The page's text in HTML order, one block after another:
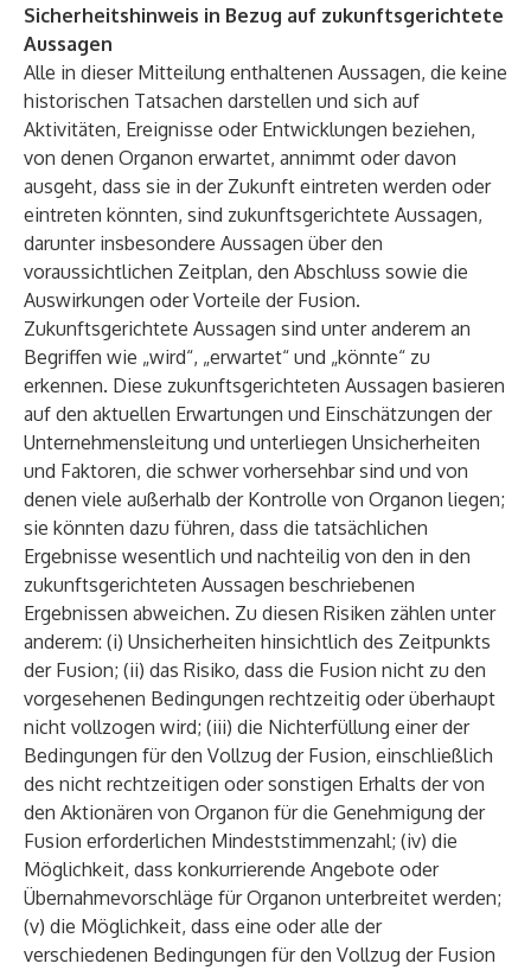
Sicherheitshinweis in Bezug auf zukunftsgerichtete
Aussagen
Alle in dieser Mitteilung enthaltenen Aussagen, die keine
historischen Tatsachen darstellen und sich auf
Aktivitäten, Ereignisse oder Entwicklungen beziehen,
von denen Organon erwartet, annimmt oder davon
ausgeht, dass sie in der Zukunft eintreten werden oder
eintreten könnten, sind zukunftsgerichtete Aussagen,
darunter insbesondere Aussagen über den
voraussichtlichen Zeitplan, den Abschluss sowie die
Auswirkungen oder Vorteile der Fusion.
Zukunftsgerichtete Aussagen sind unter anderem an
Begriffen wie „wird“, „erwartet“ und „könnte“ zu
erkennen. Diese zukunftsgerichteten Aussagen basieren
auf den aktuellen Erwartungen und Einschätzungen der
Unternehmensleitung und unterliegen Unsicherheiten
und Faktoren, die schwer vorhersehbar sind und von
denen viele außerhalb der Kontrolle von Organon liegen;
sie könnten dazu führen, dass die tatsächlichen
Ergebnisse wesentlich und nachteilig von den in den
zukunftsgerichteten Aussagen beschriebenen
Ergebnissen abweichen. Zu diesen Risiken zählen unter
anderem: (i) Unsicherheiten hinsichtlich des Zeitpunkts
der Fusion; (ii) das Risiko, dass die Fusion nicht zu den
vorgesehenen Bedingungen rechtzeitig oder überhaupt
nicht vollzogen wird; (iii) die Nichterfüllung einer der
Bedingungen für den Vollzug der Fusion, einschließlich
des nicht rechtzeitigen oder sonstigen Erhalts der von
den Aktionären von Organon für die Genehmigung der
Fusion erforderlichen Mindeststimmenzahl; (iv) die
Möglichkeit, dass konkurrierende Angebote oder
Übernahmevorschläge für Organon unterbreitet werden;
(v) die Möglichkeit, dass eine oder alle der
verschiedenen Bedingungen für den Vollzug der Fusion